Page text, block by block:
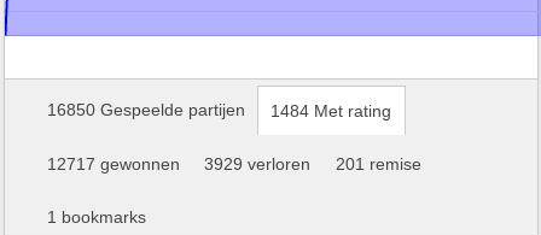
16850 Gespeelde partijen 1484 Met rating
12717 gewonnen 3929 verloren 201 remise
1 bookmarks